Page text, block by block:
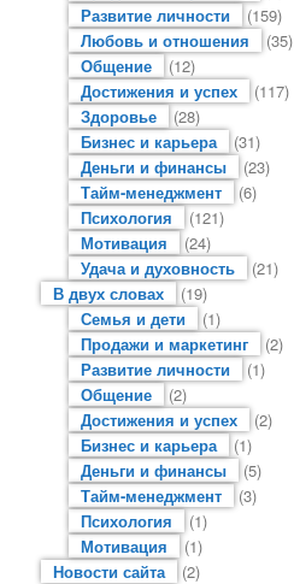
Развитие личности
(159)
Любовь и отношения
(35)
Общение
(12)
Достижения и успех
(117)
Здоровье
(28)
Бизнес и карьера
(31)
Деньги и финансы
(23)
Тайм-менеджмент
(6)
Психология
(121)
Мотивация
(24)
Удача и духовность
(21)
В двух словах
(19)
Семья и дети
(1)
Продажи и маркетинг
(2)
Развитие личности
(1)
Общение
(2)
Достижения и успех
(2)
Бизнес и карьера
(1)
Деньги и финансы
(5)
Тайм-менеджмент
(3)
Психология
(1)
Мотивация
(1)
Новости сайта
(2)